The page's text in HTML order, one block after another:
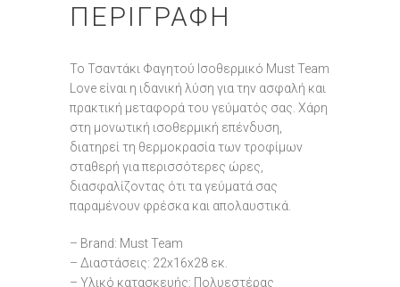
ΠΕΡΙΓΡΑΦΉ
Το Τσαντάκι Φαγητού Ισοθερμικό Must Team
Love είναι η ιδανική λύση για την ασφαλή και
πρακτική μεταφορά του γεύματός σας. Χάρη
στη μονωτική ισοθερμική επένδυση,
διατηρεί τη θερμοκρασία των τροφίμων
σταθερή για περισσότερες ώρες,
διασφαλίζοντας ότι τα γεύματά σας
παραμένουν φρέσκα και απολαυστικά.
– Brand: Must Team
– Διαστάσεις: 22x16x28 εκ.
– Υλικό κατασκευής: Πολυεστέρας